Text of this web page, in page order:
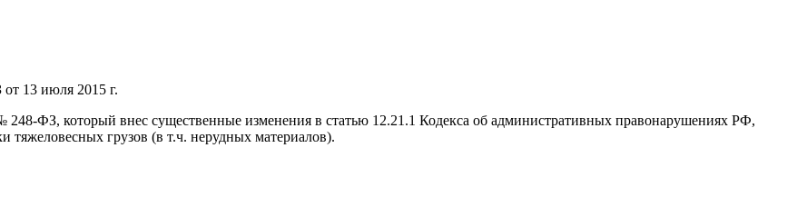
13 июля 2015 г.
248-ФЗ, который внес существенные изменения в статью 12.21.1 Кодекса об административных правонарушениях РФ,
тяжеловесных грузов (в т.ч. нерудных материалов).